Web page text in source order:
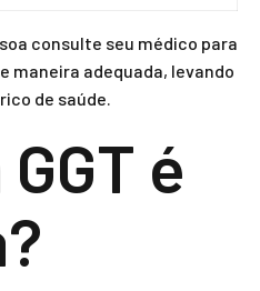
consulte seu médico para
maneira adequada, levando
de saúde.
é